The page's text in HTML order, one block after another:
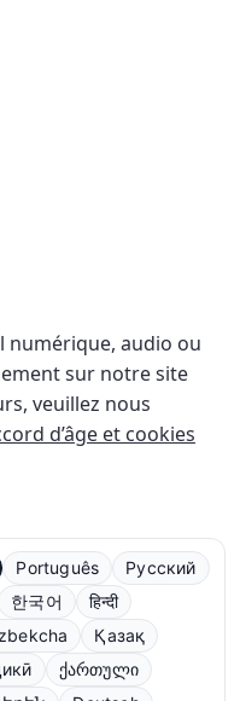
numérique, audio ou
sur notre site
veuillez nous
d’âge et cookies
Português
Русский
한국어
हिन्दी
Қазақ
ქართული